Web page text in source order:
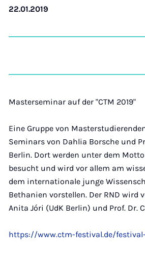
22.01.2019
Masterseminar auf der "CTM 2019"
Eine Gruppe von
Seminars von Dahlia Borsche und
Berlin. Dort werden unter dem
besucht und wird vor allem am
dem internationale junge
Bethanien vorstellen. Der RND wird
Anita Jóri (UdK Berlin) und Prof. Dr.
https://www.ctm-festival.de/